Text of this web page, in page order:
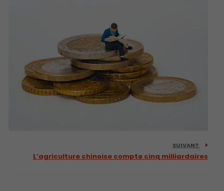
SUIVANT
L’agriculture chinoise compte cinq milliardaires